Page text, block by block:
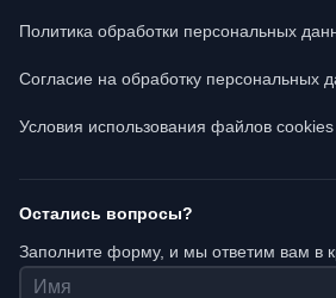
Политика обработки персональных
Согласие на обработку персональных
Условия использования файлов cookies
Остались вопросы?
Заполните форму, и мы ответим вам в
Имя